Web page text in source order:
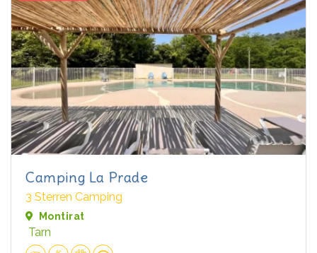
Camping La Prade
3 Sterren Camping
Montirat
Tarn